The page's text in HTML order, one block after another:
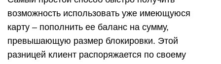
возможность использовать уже имеющуюся
карту – пополнить ее баланс на сумму,
превышающую размер блокировки. Этой
разницей клиент распоряжается по своему